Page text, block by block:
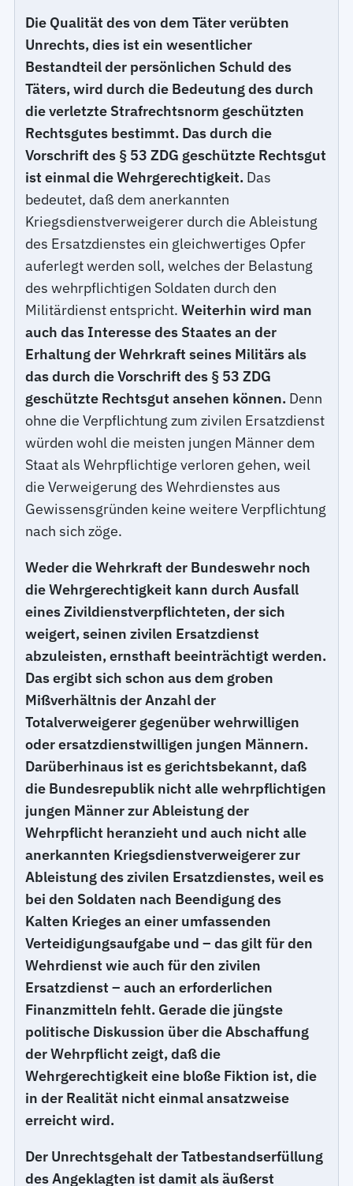
Die Qualität des von dem Täter verübten
Unrechts, dies ist ein wesentlicher
Bestandteil der persönlichen Schuld des
Täters, wird durch die Bedeutung des durch
die verletzte Strafrechtsnorm geschützten
Rechtsgutes bestimmt. Das durch die
Vorschrift des § 53 ZDG geschützte Rechtsgut
ist einmal die Wehrgerechtigkeit. Das
bedeutet, daß dem anerkannten
Kriegsdienstverweigerer durch die Ableistung
des Ersatzdienstes ein gleichwertiges Opfer
auferlegt werden soll, welches der Belastung
des wehrpflichtigen Soldaten durch den
Militärdienst entspricht.Weiterhin wird man
auch das Interesse des Staates an der
Erhaltung der Wehrkraft seines Militärs als
das durch die Vorschrift des § 53 ZDG
geschützte Rechtsgut ansehen können. Denn
ohne die Verpflichtung zum zivilen Ersatzdienst
würden wohl die meisten jungen Männer dem
Staat als Wehrpflichtige verloren gehen, weil
die Verweigerung des Wehrdienstes aus
Gewissensgründen keine weitere Verpflichtung
nach sich zöge.
Weder die Wehrkraft der Bundeswehr noch
die Wehrgerechtigkeit kann durch Ausfall
eines Zivildienstverpflichteten, der sich
weigert, seinen zivilen Ersatzdienst
abzuleisten, ernsthaft beeinträchtigt werden.
Das ergibt sich schon aus dem groben
Mißverhältnis der Anzahl der
Totalverweigerer gegenüber wehrwilligen
oder ersatzdienstwilligen jungen Männern.
Darüberhinaus ist es gerichtsbekannt, daß
die Bundesrepublik nicht alle wehrpflichtigen
jungen Männer zur Ableistung der
Wehrpflicht heranzieht und auch nicht alle
anerkannten Kriegsdienstverweigerer zur
Ableistung des zivilen Ersatzdienstes, weil es
bei den Soldaten nach Beendigung des
Kalten Krieges an einer umfassenden
Verteidigungsaufgabe und – das gilt für den
Wehrdienst wie auch für den zivilen
Ersatzdienst – auch an erforderlichen
Finanzmitteln fehlt. Gerade die jüngste
politische Diskussion über die Abschaffung
der Wehrpflicht zeigt, daß die
Wehrgerechtigkeit eine bloße Fiktion ist, die
in der Realität nicht einmal ansatzweise
erreicht wird.
Der Unrechtsgehalt der Tatbestandserfüllung
des Angeklagten ist damit als äußerst